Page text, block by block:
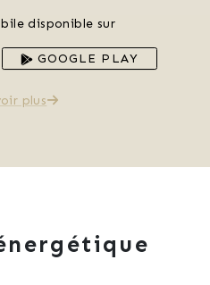
disponible sur
GOOGLE PLAY
plus